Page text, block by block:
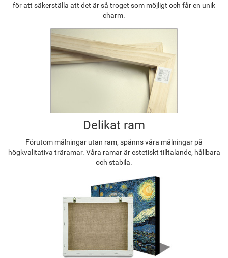
för att säkerställa att det är så troget som möjligt och får en unik
charm.
Delikat ram
Förutom målningar utan ram, spänns våra målningar på
högkvalitativa träramar. Våra ramar är estetiskt tilltalande, hållbara
och stabila.